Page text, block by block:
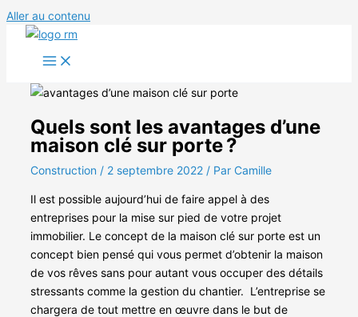
Aller au contenu
Quels sont les avantages d’une
maison clé sur porte ?
Construction / 2 septembre 2022 / Par Camille
Il est possible aujourd’hui de faire appel à des
entreprises pour la mise sur pied de votre projet
immobilier. Le concept de la maison clé sur porte est un
concept bien pensé qui vous permet d’obtenir la maison
de vos rêves sans pour autant vous occuper des détails
stressants comme la gestion du chantier. L’entreprise se
chargera de tout mettre en œuvre dans le but de